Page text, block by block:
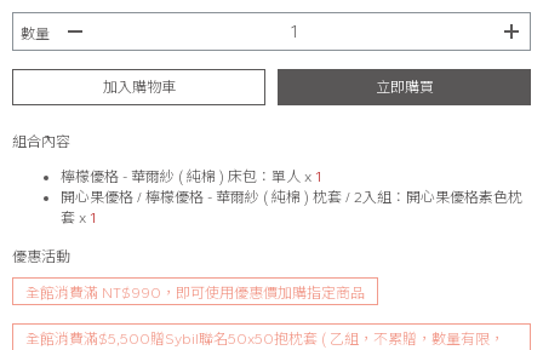
數量
加入購物車 立即購買
組合內容
檸檬優格 - 華爾紗 ( 純棉 ) 床包： 單人 x 1
開心果優格 / 檸檬優格 - 華爾紗 ( 純棉 ) 枕套 / 2入組： 開心果優格素色枕
套 x 1
優惠活動
全館消費滿 NT$990，即可使用優惠價加購指定商品
全館消費滿$5,500贈Sybil聯名50x50抱枕套 ( 乙組，不累贈，數量有限，